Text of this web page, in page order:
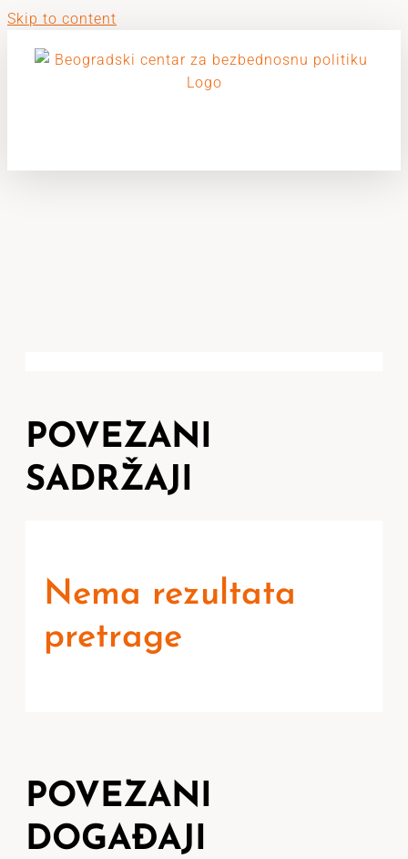
Skip to content
POVEZANI
SADRŽAJI
Nema rezultata
pretrage
POVEZANI
DOGAĐAJI